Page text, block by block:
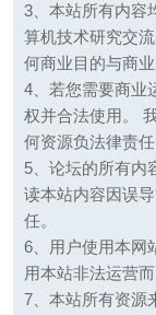
3、本站所有内容
算机技术研究交
何商业目的与商业
4、若您需要商业
权并合法使用。
何资源负法律责任
5、论坛的所有内
读本站内容因误
任。
6、用户使用本网
用本站非法运营
7、本站所有资源